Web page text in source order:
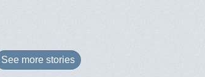
See more stories